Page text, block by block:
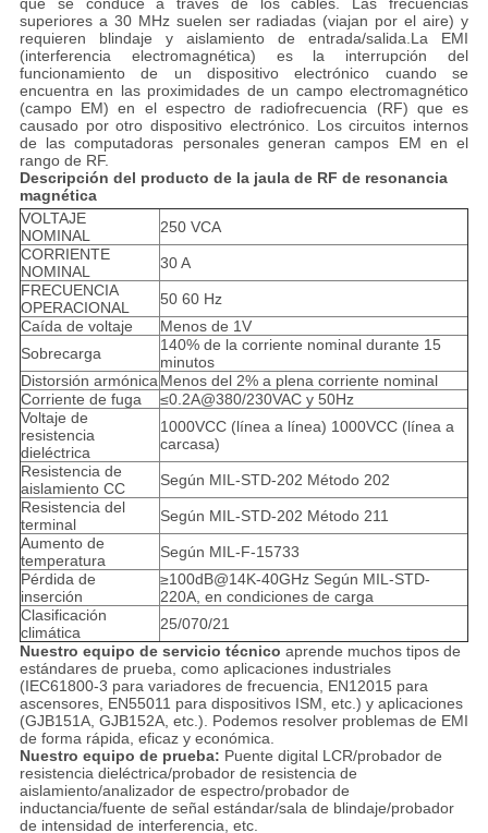
que se conduce a través de los cables. Las frecuencias
superiores a 30 MHz suelen ser radiadas (viajan por el aire) y
requieren blindaje y aislamiento de entrada/salida.La EMI
(interferencia electromagnética) es la interrupción del
funcionamiento de un dispositivo electrónico cuando se
encuentra en las proximidades de un campo electromagnético
(campo EM) en el espectro de radiofrecuencia (RF) que es
causado por otro dispositivo electrónico. Los circuitos internos
de las computadoras personales generan campos EM en el
rango de RF.
Descripción del producto de la jaula de RF de resonancia
magnética
VOLTAJE
NOMINAL
250 VCA
CORRIENTE
NOMINAL
30 A
FRECUENCIA
OPERACIONAL
50 60 Hz
Caída de voltaje
Menos de 1V
Sobrecarga
140% de la corriente nominal durante 15
minutos
Distorsión armónicaMenos del 2% a plena corriente nominal
Corriente de fuga
≤0.2A@380/230VAC y 50Hz
Voltaje de
resistencia
dieléctrica
1000VCC (línea a línea) 1000VCC (línea a
carcasa)
Resistencia de
aislamiento CC
Según MIL-STD-202 Método 202
Resistencia del
terminal
Según MIL-STD-202 Método 211
Aumento de
temperatura
Según MIL-F-15733
Pérdida de
inserción
≥100dB@14K-40GHz Según MIL-STD-
220A, en condiciones de carga
Clasificación
climática
25/070/21
Nuestro equipo de servicio técnico aprende muchos tipos de
estándares de prueba, como aplicaciones industriales
(IEC61800-3 para variadores de frecuencia, EN12015 para
ascensores, EN55011 para dispositivos ISM, etc.) y aplicaciones
(GJB151A, GJB152A, etc.). Podemos resolver problemas de EMI
de forma rápida, eficaz y económica.
Nuestro equipo de prueba: Puente digital LCR/probador de
resistencia dieléctrica/probador de resistencia de
aislamiento/analizador de espectro/probador de
inductancia/fuente de señal estándar/sala de blindaje/probador
de intensidad de interferencia, etc.